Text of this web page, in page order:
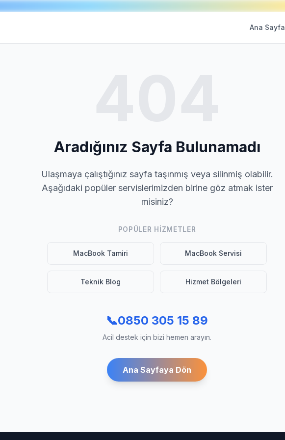
Ana Sayfa
Aradığınız Sayfa Bulunamadı
Ulaşmaya çalıştığınız sayfa taşınmış veya silinmiş olabilir.
Aşağıdaki popüler servislerimizden birine göz atmak ister
misiniz?
POPÜLER HIZMETLER
MacBook Tamiri MacBook Servisi
Teknik Blog Hizmet Bölgeleri
📞0850 305 15 89
Acil destek için bizi hemen arayın.
Ana Sayfaya Dön